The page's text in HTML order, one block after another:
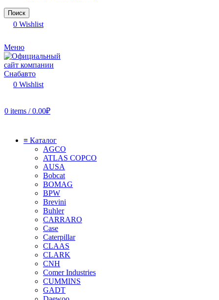
Поиск
0 Wishlist
Меню
0 Wishlist
0 items / 0.00₽
≡ Каталог
AGCO
ATLAS COPCO
AUSA
Bobcat
BOMAG
BPW
Brevini
Buhler
CARRARO
Case
Caterpillar
CLAAS
CLARK
CNH
Comer Industries
CUMMINS
GADT